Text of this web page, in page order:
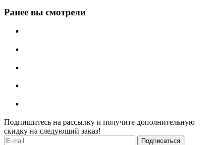
Ранее вы смотрели
Подпишитесь на рассылку и получите дополнительную
скидку на следующий заказ!